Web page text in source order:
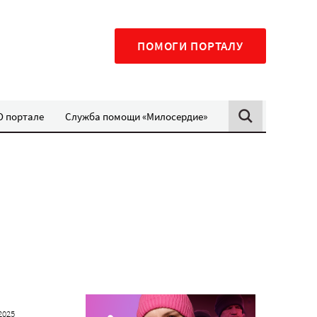
ПОМОГИ ПОРТАЛУ
портале Служба помощи «Милосердие»